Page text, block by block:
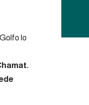
lo